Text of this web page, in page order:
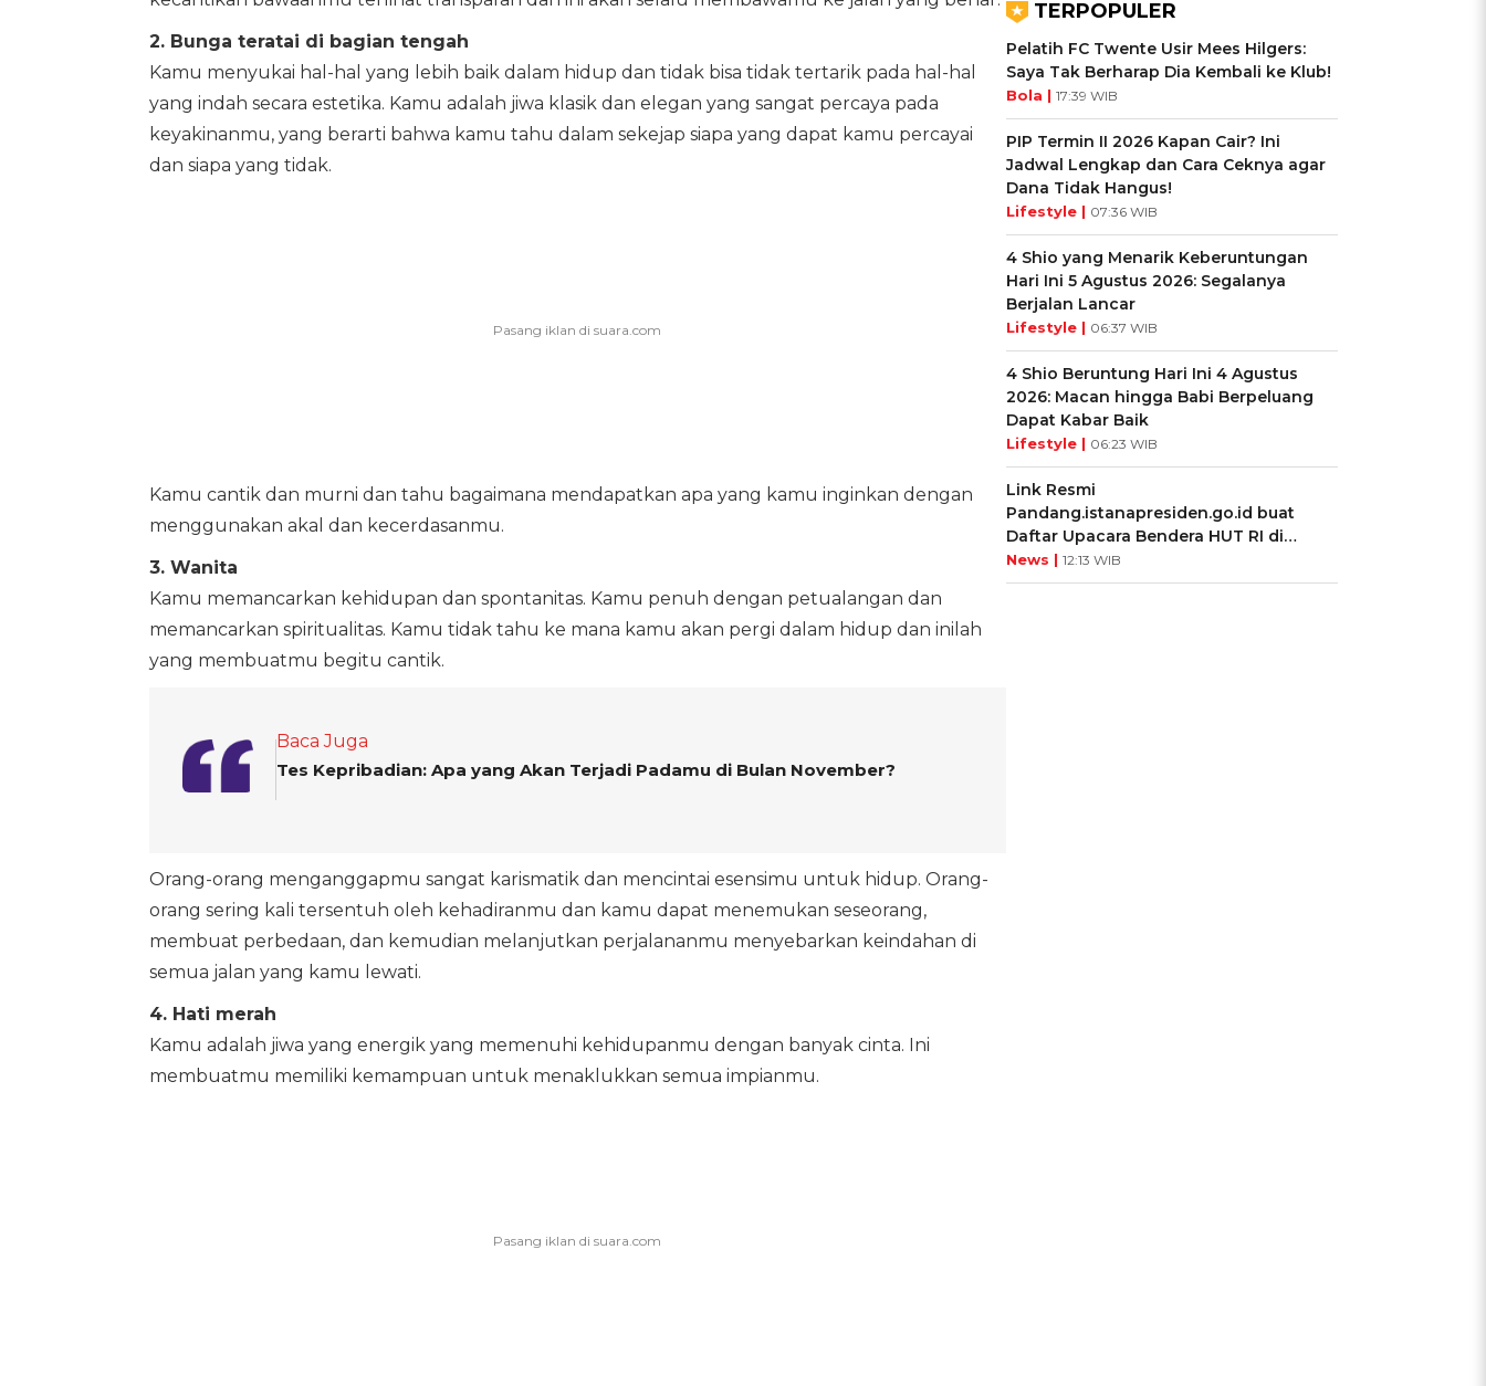
2. Bunga teratai di bagian tengah
Kamu menyukai hal-hal yang lebih baik dalam hidup dan tidak bisa tidak tertarik pada hal-hal
yang indah secara estetika. Kamu adalah jiwa klasik dan elegan yang sangat percaya pada
keyakinanmu, yang berarti bahwa kamu tahu dalam sekejap siapa yang dapat kamu percayai
dan siapa yang tidak.
Kamu cantik dan murni dan tahu bagaimana mendapatkan apa yang kamu inginkan dengan
menggunakan akal dan kecerdasanmu.
3. Wanita
Kamu memancarkan kehidupan dan spontanitas. Kamu penuh dengan petualangan dan
memancarkan spiritualitas. Kamu tidak tahu ke mana kamu akan pergi dalam hidup dan inilah
yang membuatmu begitu cantik.
Baca Juga
Tes Kepribadian: Apa yang Akan Terjadi Padamu di Bulan November?
Orang-orang menganggapmu sangat karismatik dan mencintai esensimu untuk hidup. Orang-
orang sering kali tersentuh oleh kehadiranmu dan kamu dapat menemukan seseorang,
membuat perbedaan, dan kemudian melanjutkan perjalananmu menyebarkan keindahan di
semua jalan yang kamu lewati.
4. Hati merah
Kamu adalah jiwa yang energik yang memenuhi kehidupanmu dengan banyak cinta. Ini
membuatmu memiliki kemampuan untuk menaklukkan semua impianmu.
TERPOPULER
Pelatih FC Twente Usir Mees Hilgers:
Saya Tak Berharap Dia Kembali ke Klub!
Bola | 17:39 WIB
PIP Termin II 2026 Kapan Cair? Ini
Jadwal Lengkap dan Cara Ceknya agar
Dana Tidak Hangus!
Lifestyle | 07:36 WIB
4 Shio yang Menarik Keberuntungan
Hari Ini 5 Agustus 2026: Segalanya
Berjalan Lancar
Lifestyle | 06:37 WIB
4 Shio Beruntung Hari Ini 4 Agustus
2026: Macan hingga Babi Berpeluang
Dapat Kabar Baik
Lifestyle | 06:23 WIB
Link Resmi
Pandang.istanapresiden.go.id buat
Daftar Upacara Bendera HUT RI di
Istana Negara
News | 12:13 WIB